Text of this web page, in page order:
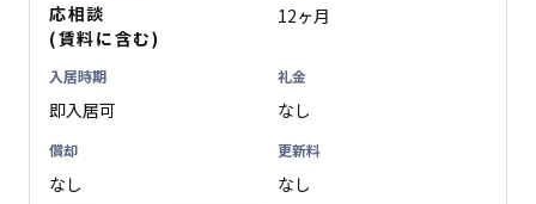
応相談
(賃料に含む)
12ヶ月
入居時期
即入居可
礼金
なし
償却
なし
更新料
なし